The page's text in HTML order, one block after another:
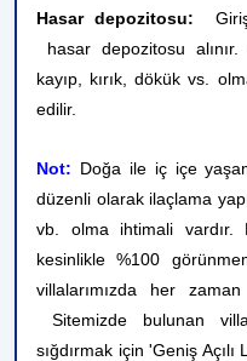
Hasar depozitosu:
hasar depozitosu
kayıp, kırık, dökük vs.
edilir.
Not: Doğa ile iç içe
düzenli olarak ilaçlama
vb. olma ihtimali vardır.
kesinlikle %100
villalarımızda her
Sitemizde bulunan
sığdırmak için 'Geniş